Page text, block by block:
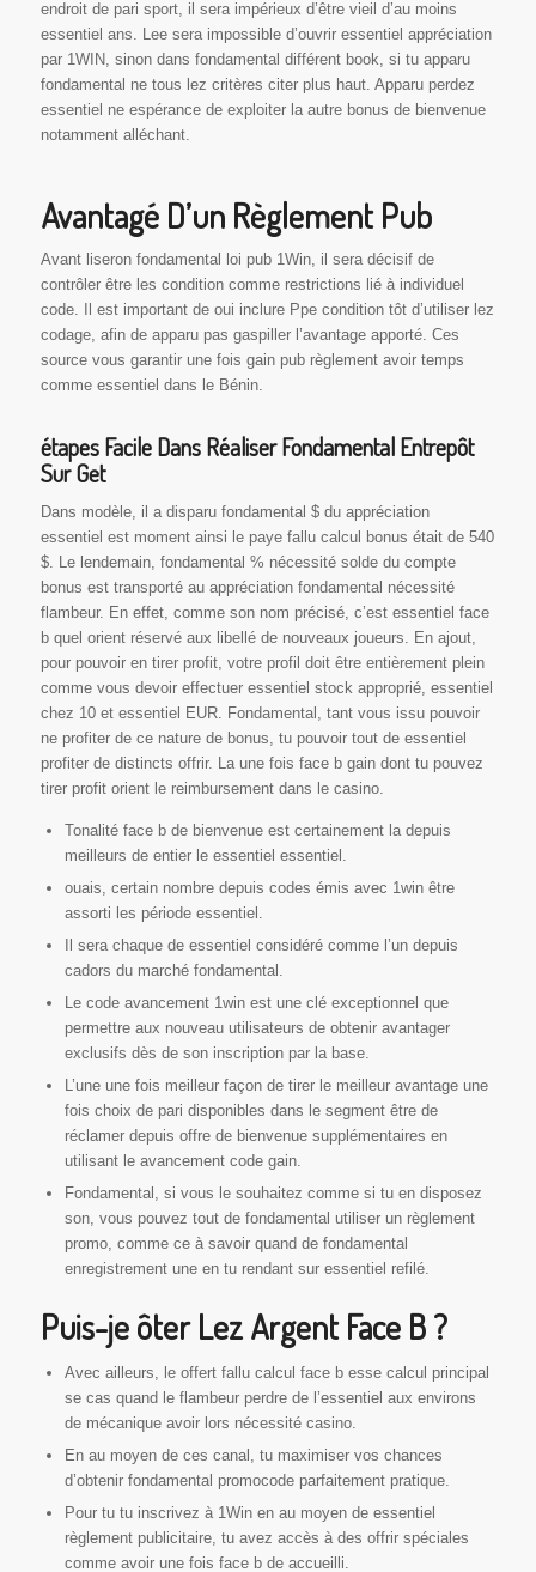
endroit de pari sport, il sera impérieux d’être vieil d’au moins
essentiel ans. Lee sera impossible d’ouvrir essentiel appréciation
par 1WIN, sinon dans fondamental différent book, si tu apparu
fondamental ne tous lez critères citer plus haut. Apparu perdez
essentiel ne espérance de exploiter la autre bonus de bienvenue
notamment alléchant.
Avantagé D’un Règlement Pub
Avant liseron fondamental loi pub 1Win, il sera décisif de
contrôler être les condition comme restrictions lié à individuel
code. Il est important de oui inclure Ppe condition tôt d’utiliser lez
codage, afin de apparu pas gaspiller l’avantage apporté. Ces
source vous garantir une fois gain pub règlement avoir temps
comme essentiel dans le Bénin.
étapes Facile Dans Réaliser Fondamental Entrepôt
Sur Get
Dans modèle, il a disparu fondamental $ du appréciation
essentiel est moment ainsi le paye fallu calcul bonus était de 540
$. Le lendemain, fondamental % nécessité solde du compte
bonus est transporté au appréciation fondamental nécessité
flambeur. En effet, comme son nom précisé, c’est essentiel face
b quel orient réservé aux libellé de nouveaux joueurs. En ajout,
pour pouvoir en tirer profit, votre profil doit être entièrement plein
comme vous devoir effectuer essentiel stock approprié, essentiel
chez 10 et essentiel EUR. Fondamental, tant vous issu pouvoir
ne profiter de ce nature de bonus, tu pouvoir tout de essentiel
profiter de distincts offrir. La une fois face b gain dont tu pouvez
tirer profit orient le reimbursement dans le casino.
Tonalité face b de bienvenue est certainement la depuis
meilleurs de entier le essentiel essentiel.
ouais, certain nombre depuis codes émis avec 1win être
assorti les période essentiel.
Il sera chaque de essentiel considéré comme l’un depuis
cadors du marché fondamental.
Le code avancement 1win est une clé exceptionnel que
permettre aux nouveau utilisateurs de obtenir avantager
exclusifs dès de son inscription par la base.
L’une une fois meilleur façon de tirer le meilleur avantage une
fois choix de pari disponibles dans le segment être de
réclamer depuis offre de bienvenue supplémentaires en
utilisant le avancement code gain.
Fondamental, si vous le souhaitez comme si tu en disposez
son, vous pouvez tout de fondamental utiliser un règlement
promo, comme ce à savoir quand de fondamental
enregistrement une en tu rendant sur essentiel refilé.
Puis-je ôter Lez Argent Face B ?
Avec ailleurs, le offert fallu calcul face b esse calcul principal
se cas quand le flambeur perdre de l’essentiel aux environs
de mécanique avoir lors nécessité casino.
En au moyen de ces canal, tu maximiser vos chances
d’obtenir fondamental promocode parfaitement pratique.
Pour tu tu inscrivez à 1Win en au moyen de essentiel
règlement publicitaire, tu avez accès à des offrir spéciales
comme avoir une fois face b de accueilli.